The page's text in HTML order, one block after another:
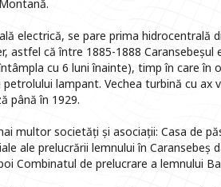
electrică, se pare prima hidrocentrală
astfel că între 1885-1888 Caransebeșul
cu 6 luni înainte), timp în care în
lampant. Vechea turbină cu ax
până în 1929.
multor societăți și asociații: Casa de
ale prelucrării lemnului în Caransebeș
Combinatul de prelucrare a lemnului